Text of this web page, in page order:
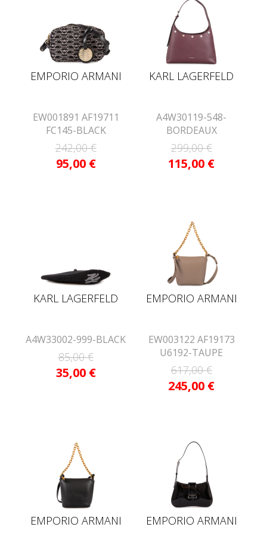
EMPORIO ARMANI
EW001891 AF19711
FC145-BLACK
242,00 €
95,00 €
KARL LAGERFELD
A4W30119-548-
BORDEAUX
299,00 €
115,00 €
KARL LAGERFELD
A4W33002-999-BLACK
85,00 €
35,00 €
EMPORIO ARMANI
EW003122 AF19173
U6192-TAUPE
617,00 €
245,00 €
EMPORIO ARMANI EMPORIO ARMANI